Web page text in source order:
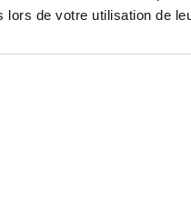
lors de votre utilisation de
de serre (GES)